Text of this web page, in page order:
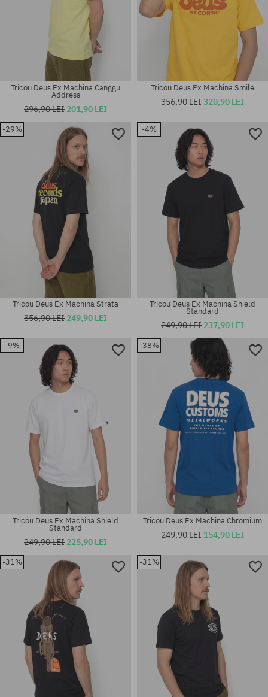
Mărimi existente:
Tricou Deus Ex Machina Canggu
Address
296,90 LEI 201,90 LEI
Mărimi existente:
Tricou Deus Ex Machina Smile
356,90 LEI320,90 LEI
-29%
Mărimi existente:
Tricou Deus Ex Machina Strata
356,90 LEI 249,90 LEI
-4%
Mărimi existente:
Tricou Deus Ex Machina Shield
Standard
249,90 LEI 237,90 LEI
-9%
Tricou Deus Ex Machina Shield
Standard
249,90 LEI 225,90 LEI
-38%
Tricou Deus Ex Machina Chromium
249,90 LEI 154,90 LEI
-31% -31%